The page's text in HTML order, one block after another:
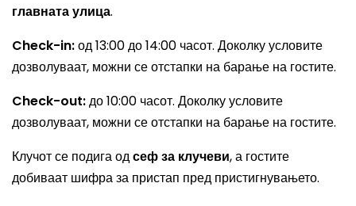
главната улица.
Check-in:од 13:00 до 14:00 часот. Доколку условите
дозволуваат, можни се отстапки на барање на гостите.
Check-out:до 10:00 часот. Доколку условите
дозволуваат, можни се отстапки на барање на гостите.
Клучот се подига одсеф за клучеви, а гостите
добиваат шифра за пристап пред пристигнувањето.